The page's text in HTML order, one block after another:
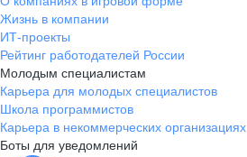
Жизнь в компании
ИТ-проекты
Рейтинг работодателей России
Молодым специалистам
Карьера для молодых специалистов
Школа программистов
Карьера в некоммерческих организациях
Боты для уведомлений